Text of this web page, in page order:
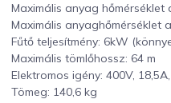
Maximális anyag hőmérséklet
Maximális anyaghőmérséklet
Fűtő teljesítmény: 6kW
Maximális tömlőhossz: 64 m
Elektromos igény: 400V,
Tömeg: 140,6 kg